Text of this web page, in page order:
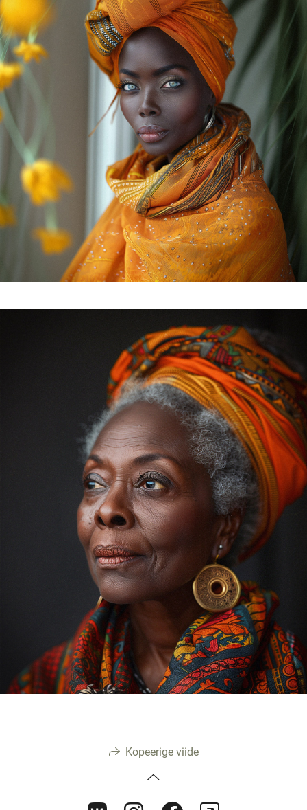
Kopeerige viide